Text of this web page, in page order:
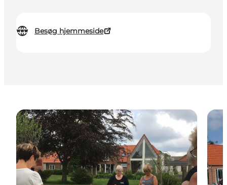
Besøg hjemmeside